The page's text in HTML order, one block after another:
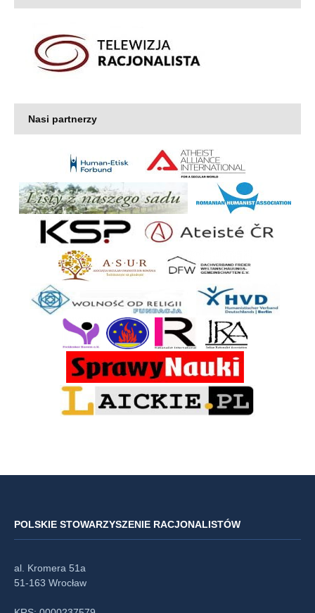
Nasi partnerzy
POLSKIE STOWARZYSZENIE RACJONALISTÓW
al. Kromera 51a
51-163 Wrocław